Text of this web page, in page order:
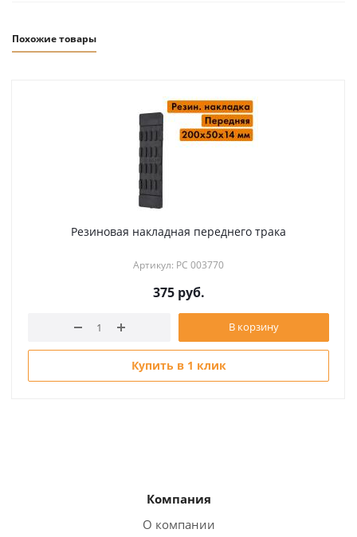
Похожие товары
Резиновая накладная переднего трака
Артикул: РС 003770
375руб.
В корзину
Купить в 1 клик
Компания
О компании